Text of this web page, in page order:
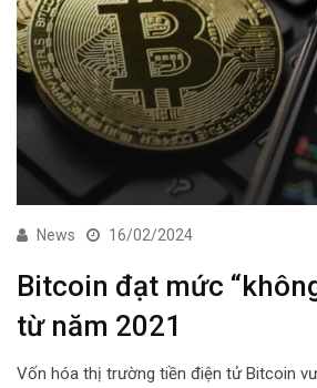
News 16/02/2024
Bitcoin đạt mức
từ năm 2021
Vốn hóa thị trường tiền điện tử Bitcoin